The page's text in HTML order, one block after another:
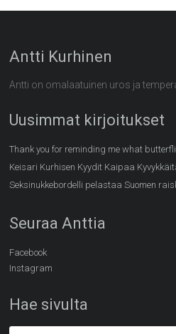
Antti Kurhinen
Antti on omalaatuinen uros ja
Uusimmat kirjoitukset
Thank you for reminding me what
Keisari Kurhisen Kyydit Kaipaa
Seksinukkebordelli pelastaa Suomen
Seuraa Anttia
Facebook
Instagram
Hae sivulta